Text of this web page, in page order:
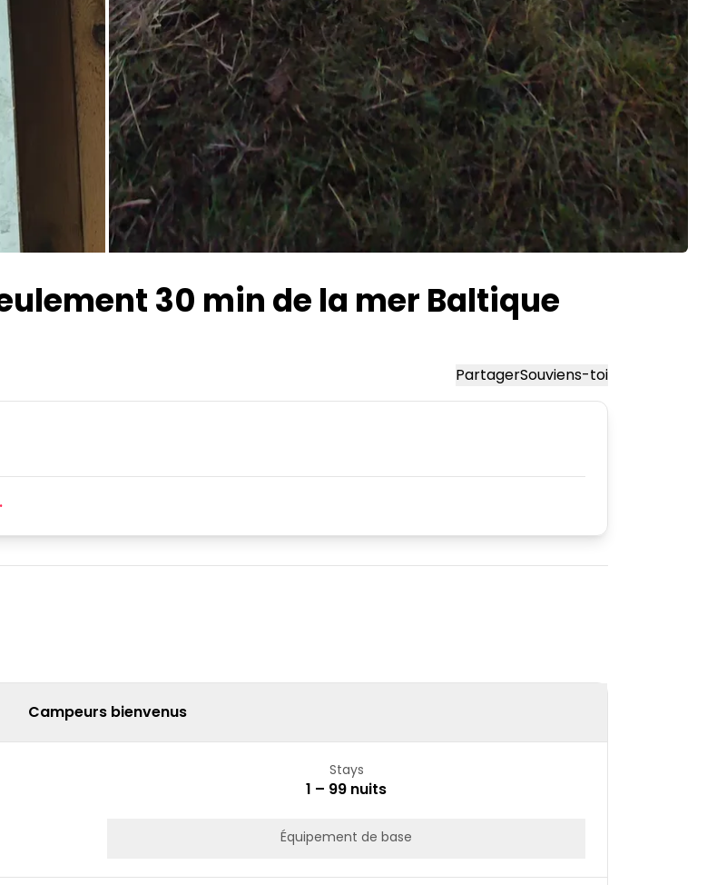
30 min de la mer Baltique
PartagerSouviens-toi
Campeurs bienvenus
Stays
1 – 99 nuits
Équipement de base